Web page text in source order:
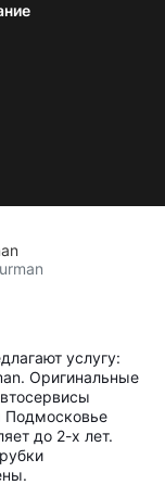
услугу:
Оригинальные
Подмосковье
до 2-х лет.